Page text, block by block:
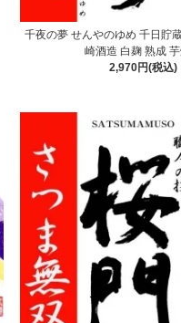
千夜の夢 せんやのゆめ 千日貯
崎酒造 白麹 熟成
2,970円(税込)